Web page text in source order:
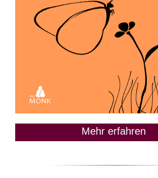
Mehr erfahren